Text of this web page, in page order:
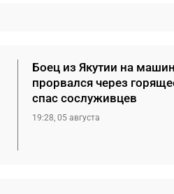
Боец из Якутии на
прорвался через
спас сослуживцев
19:28, 05 августа